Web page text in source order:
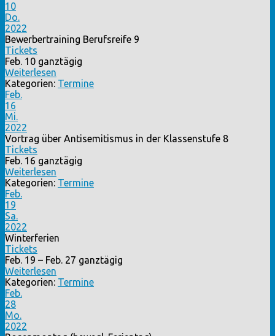
10
Do.
2022
Bewerbertraining Berufsreife 9
Tickets
Feb. 10 ganztägig
Weiterlesen
Kategorien: Termine
Feb.
16
Mi.
2022
Vortrag über Antisemitismus in der Klassenstufe 8
Tickets
Feb. 16 ganztägig
Weiterlesen
Kategorien: Termine
Feb.
19
Sa.
2022
Winterferien
Tickets
Feb. 19 – Feb. 27 ganztägig
Weiterlesen
Kategorien: Termine
Feb.
28
Mo.
2022